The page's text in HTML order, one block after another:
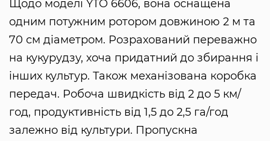
Щодо моделі YTO 6606, вона оснащена
одним потужним ротором довжиною 2 м та
70 см діаметром. Розрахований переважно
на кукурудзу, хоча придатний до збирання і
інших культур. Також механізована коробка
передач. Робоча швидкість від 2 до 5 км/
год, продуктивність від 1,5 до 2,5 га/год
залежно від культури. Пропускна